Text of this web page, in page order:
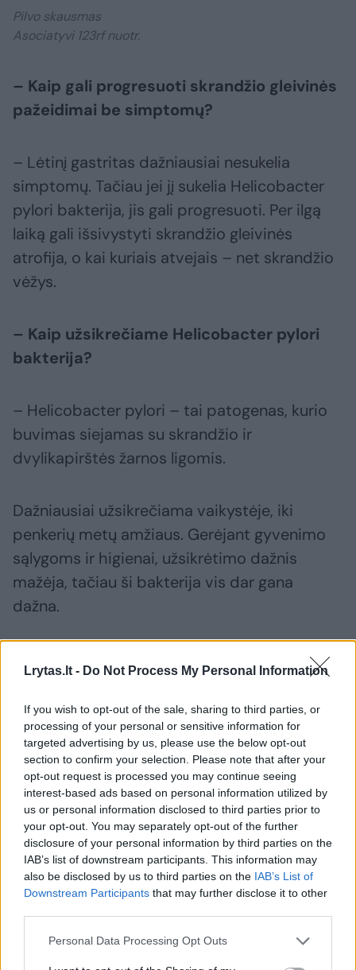
Lrytas.lt - Do Not Process My Personal Information
If you wish to opt-out of the sale, sharing to third parties, or
processing of your personal or sensitive information for
targeted advertising by us, please use the below opt-out
section to confirm your selection. Please note that after your
opt-out request is processed you may continue seeing
interest-based ads based on personal information utilized by
us or personal information disclosed to third parties prior to
your opt-out. You may separately opt-out of the further
disclosure of your personal information by third parties on the
IAB’s list of downstream participants. This information may
also be disclosed by us to third parties on the IAB’s List of
Downstream Participants that may further disclose it to other
Personal Data Processing Opt Outs
Pilvo skausmas
Asociatyvi 123rf nuotr.
– Kaip gali progresuoti skrandžio gleivinės
pažeidimai be simptomų?
– Lėtinį gastritas dažniausiai nesukelia
simptomų. Tačiau jei jį sukelia Helicobacter
pylori bakterija, jis gali progresuoti. Per ilgą
laiką gali išsivystyti skrandžio gleivinės
atrofija, o kai kuriais atvejais – net skrandžio
vėžys.
– Kaip užsikrečiame Helicobacter pylori
bakterija?
– Helicobacter pylori – tai patogenas, kurio
buvimas siejamas su skrandžio ir
dvylikapirštės žarnos ligomis.
Dažniausiai užsikrečiama vaikystėje, iki
penkerių metų amžiaus. Gerėjant gyvenimo
sąlygoms ir higienai, užsikrėtimo dažnis
mažėja, tačiau ši bakterija vis dar gana
dažna.
Dažniausiai ją tikslinga naikinti. Ši bakterija
gydoma antibiotikais – dviejų antibiotikų
kursas kartu su rūgštingumą mažinančiais
vaistais. Tiesa, pasitaiko bakterijos štamų,
kurie yra atsparūs antibiotikams. Kartais
tenka gydymą kartoti.
Helicobacter pylori infekcija gali būti
nustatoma atliekant gastroskopiją – jos metu
apžiūrima skrandžio gleivinė, paimami
biopsijos mėginiai ir atliekamas greitasis
endoskopija būtina ne visais atvejais. Dažnai,